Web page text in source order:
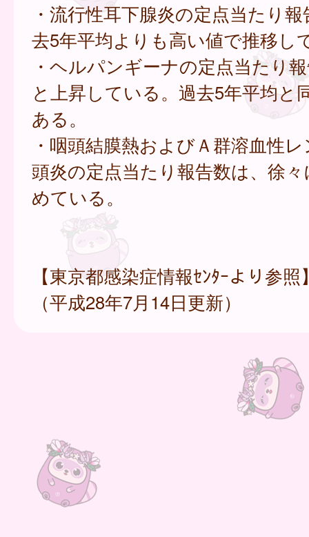
・流行性耳下腺炎の定点当たり
去5年平均よりも高い値で推移し
・ヘルパンギーナの定点当たり
と上昇している。過去5年平均と
ある。
・咽頭結膜熱およびＡ群溶血性
頭炎の定点当たり報告数は、徐
めている。
【東京都感染症情報ｾﾝﾀｰより参照
（平成28年7月14日更新）